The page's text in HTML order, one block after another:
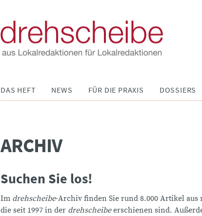
DAS HEFT NEWS FÜR DIE PRAXIS DOSSIERS
ARCHIV
Suchen Sie los!
Im drehscheibe-Archiv finden Sie rund 8.000 Artikel aus
die seit 1997 in der drehscheibeerschienen sind.